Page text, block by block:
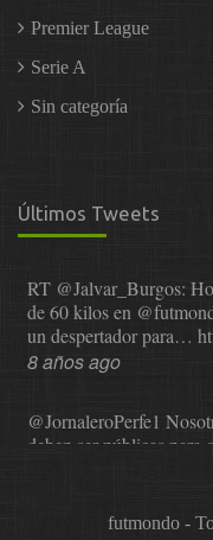
Premier League
Serie A
Sin categoría
Últimos Tweets
RT @Jalvar_Burgos:
de 60 kilos en
un despertador para…
8 años ago
@JornaleroPerfe1
deben ser públicas para
futmondo -